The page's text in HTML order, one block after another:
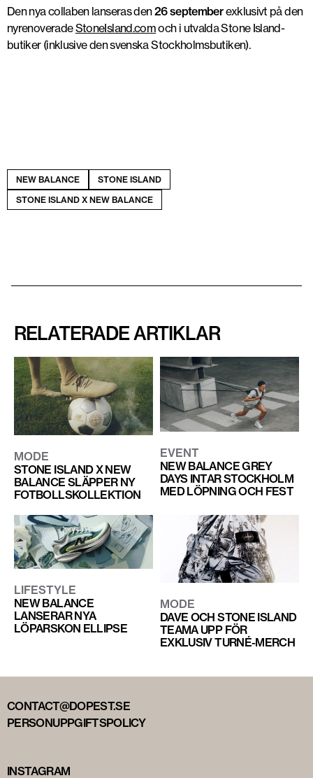
Den nya collaben lanseras den26 septemberexklusivt på den
nyrenoveradeStoneIsland.comoch i utvalda Stone Island-
butiker (inklusive den svenska Stockholmsbutiken).
NEW BALANCE
STONE ISLAND
STONE ISLAND X NEW BALANCE
RELATERADE ARTIKLAR
MODE
STONE ISLAND X NEW
BALANCE SLÄPPER NY
FOTBOLLSKOLLEKTION
EVENT
NEW BALANCE GREY
DAYS INTAR STOCKHOLM
MED LÖPNING OCH FEST
LIFESTYLE
NEW BALANCE
LANSERAR NYA
LÖPARSKON ELLIPSE
MODE
DAVE OCH STONE ISLAND
TEAMA UPP FÖR
EXKLUSIV TURNÉ-MERCH
CONTACT@DOPEST.SE
PERSONUPPGIFTSPOLICY
INSTAGRAM